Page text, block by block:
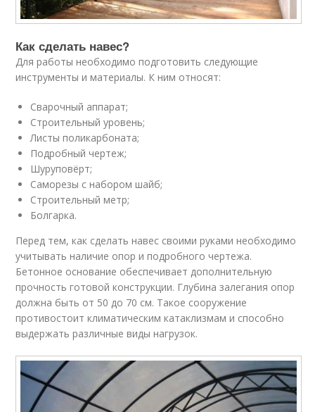
Как сделать навес?
Для работы необходимо подготовить следующие
инструменты и материалы. К ним относят:
Сварочный аппарат;
Строительный уровень;
Листы поликарбоната;
Подробный чертеж;
Шуруповёрт;
Саморезы с набором шайб;
Строительный метр;
Болгарка.
Перед тем, как сделать навес своими руками необходимо
учитывать наличие опор и подробного чертежа.
Бетонное основание обеспечивает дополнительную
прочность готовой конструкции. Глубина залегания опор
должна быть от 50 до 70 см. Такое сооружение
противостоит климатическим катаклизмам и способно
выдержать различные виды нагрузок.